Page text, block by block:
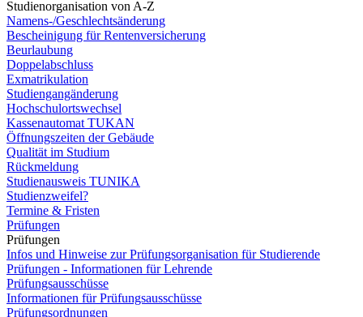
Studienorganisation von A-Z
Namens-/Geschlechtsänderung
Bescheinigung für Rentenversicherung
Beurlaubung
Doppelabschluss
Exmatrikulation
Studiengangänderung
Hochschulortswechsel
Kassenautomat TUKAN
Öffnungszeiten der Gebäude
Qualität im Studium
Rückmeldung
Studienausweis TUNIKA
Studienzweifel?
Termine & Fristen
Prüfungen
Prüfungen
Infos und Hinweise zur Prüfungsorganisation für Studierende
Prüfungen - Informationen für Lehrende
Prüfungsausschüsse
Informationen für Prüfungsausschüsse
Prüfungsordnungen